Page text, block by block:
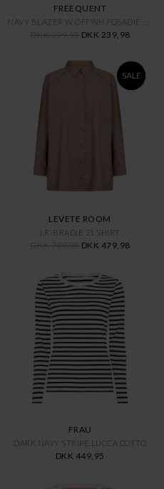
FREEQUENT
DKK 399,95 DKK 239,98
SALE
LEVETE ROOM
LR-BRADIE 21 SHIRT
DKK 799,95 DKK 479,98
FRAU
DARK NAVY STRIPE LUCCA COTTO
DKK 449,95